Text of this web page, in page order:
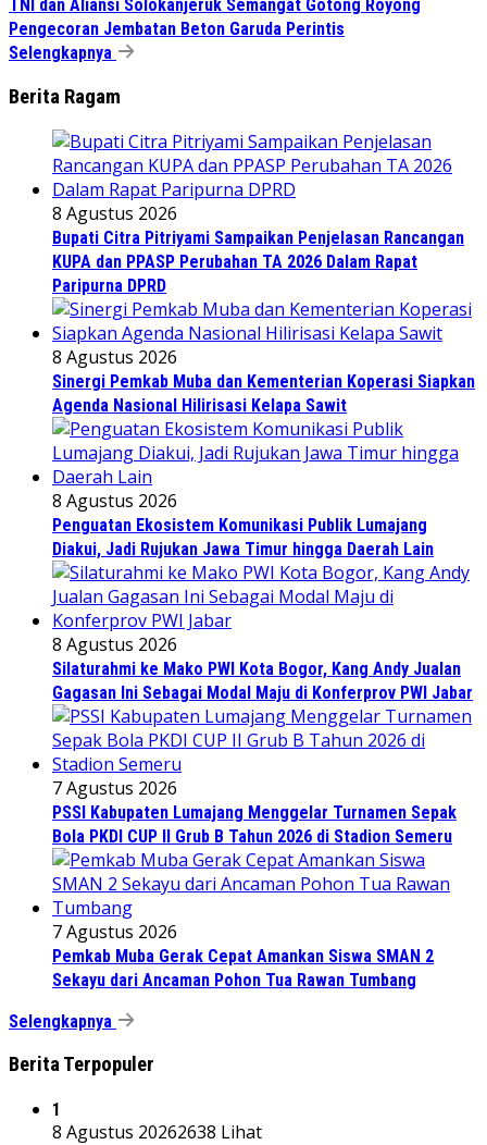
TNI dan Aliansi Solokanjeruk Semangat Gotong Royong
Pengecoran Jembatan Beton Garuda Perintis
Selengkapnya
Berita Ragam
8 Agustus 2026
Bupati Citra Pitriyami Sampaikan Penjelasan Rancangan
KUPA dan PPASP Perubahan TA 2026 Dalam Rapat
Paripurna DPRD
8 Agustus 2026
Sinergi Pemkab Muba dan Kementerian Koperasi Siapkan
Agenda Nasional Hilirisasi Kelapa Sawit
8 Agustus 2026
Penguatan Ekosistem Komunikasi Publik Lumajang
Diakui, Jadi Rujukan Jawa Timur hingga Daerah Lain
8 Agustus 2026
Silaturahmi ke Mako PWI Kota Bogor, Kang Andy Jualan
Gagasan Ini Sebagai Modal Maju di Konferprov PWI Jabar
7 Agustus 2026
PSSI Kabupaten Lumajang Menggelar Turnamen Sepak
Bola PKDI CUP II Grub B Tahun 2026 di Stadion Semeru
7 Agustus 2026
Pemkab Muba Gerak Cepat Amankan Siswa SMAN 2
Sekayu dari Ancaman Pohon Tua Rawan Tumbang
Selengkapnya
Berita Terpopuler
1
8 Agustus 20262638 Lihat